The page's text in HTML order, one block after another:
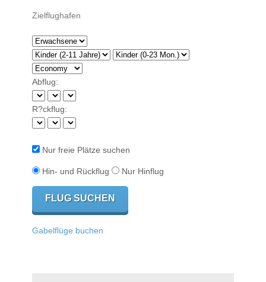
Abflug:
R?ckflug:
Nur freie Plätze suchen
Hin- und Rückflug Nur Hinflug
Gabelflüge buchen